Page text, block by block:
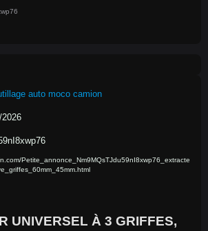
auto moco camion
Petite_annonce_Nm9MQsTJdu59nI8xwp76_extracte
UNIVERSEL À 3 GRIFFES,